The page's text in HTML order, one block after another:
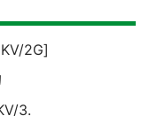
2G]
3.